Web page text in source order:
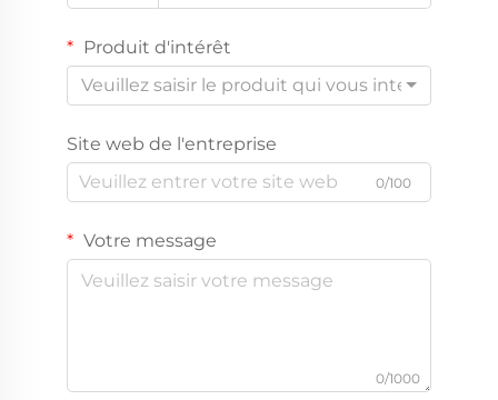
Produit d'intérêt
Veuillez saisir le produit qui vous intéresse
Site web de l'entreprise
0/100
Votre message
0/1000